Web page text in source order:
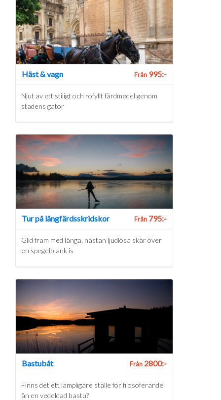
Häst & vagn Från995:-
Njut av ett stiligt och rofyllt färdmedel genom
stadens gator
Tur på långfärdsskridskor Från795:-
Glid fram med långa, nästan ljudlösa skär över
en spegelblank is
Bastubåt Från2800:-
Finns det ett lämpligare ställe för filosoferande
än en vedeldad bastu?